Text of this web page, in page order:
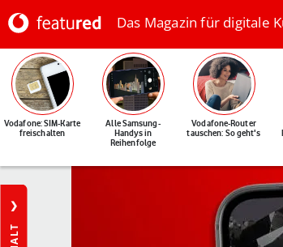
Das Magazin für digitale
Vodafone: SIM-Karte
freischalten
Alle Samsung-
Handys in
Reihenfolge
Vodafone-Router
tauschen: So geht's